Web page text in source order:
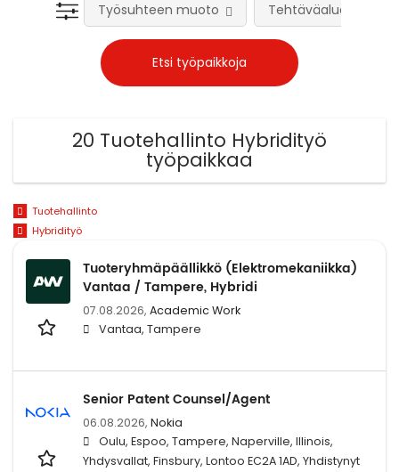
Työsuhteen muoto Tehtäväalue
20 Tuotehallinto Hybridityö
työpaikkaa
Tuotehallinto
Hybridityö
Tuoteryhmäpäällikkö (Elektromekaniikka)
Vantaa / Tampere, Hybridi
07.08.2026, Academic Work
Vantaa, Tampere
Senior Patent Counsel/Agent
06.08.2026, Nokia
Oulu, Espoo, Tampere, Naperville, Illinois,
Yhdysvallat, Finsbury, Lontoo EC2A 1AD, Yhdistynyt